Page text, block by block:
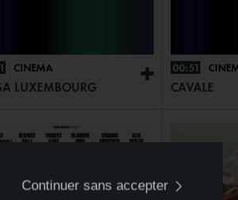
+
CINÉMA
LUXEMBOURG
00:51
CAVALE
Continuer sans accepter